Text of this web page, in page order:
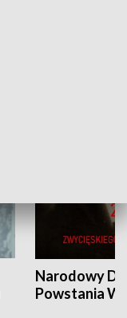
Narodowy
Powstania